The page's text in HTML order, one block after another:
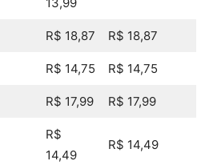
13,99
R$ 18,87 R$ 18,87
R$ 14,75 R$ 14,75
R$ 17,99 R$ 17,99
R$
14,49
R$ 14,49